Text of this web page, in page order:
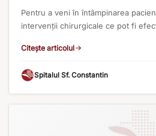
noiembrie – 31 decembrie 2017
Pentru a veni în întâmpinarea
intervenții chirurgicale ce pot fi
robotului daVinci, în domeniul
ginecologiei, Spitalul Sf. Constantin
și 40% pentru următoarele
Miomectomie robotică Chirurgia
Citește articolul
Spitalul Sf. Constantin·